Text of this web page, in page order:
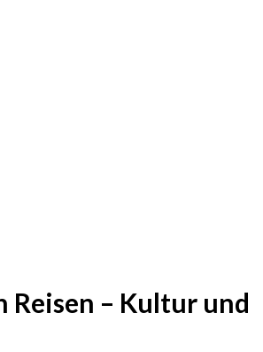
Reisen – Kultur und